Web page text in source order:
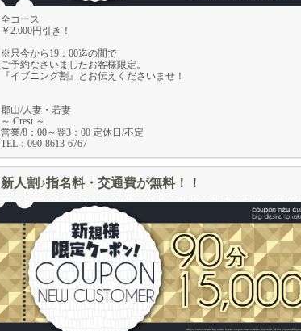
全コース
￥2.000円引き！
※只今から19：00迄の間で
ご予約なさいましたお客様限定。
『イブニング割』とお伝えくださいませ！
郡山/人妻・若妻
～ Crest ～
営業/8：00～翌3：00 定休日/不定
TEL：090-8613-6767
新人割♪指名料・交通費が無料！！
90